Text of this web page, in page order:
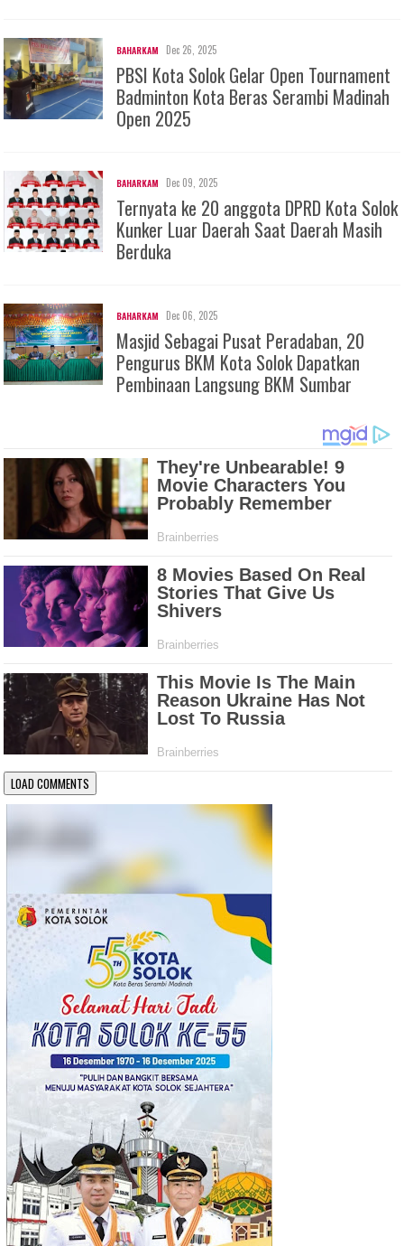
BAHARKAM Dec 26, 2025
PBSI Kota Solok Gelar Open Tournament
Badminton Kota Beras Serambi Madinah
Open 2025
BAHARKAM Dec 09, 2025
Ternyata ke 20 anggota DPRD Kota Solok
Kunker Luar Daerah Saat Daerah Masih
Berduka
BAHARKAM Dec 06, 2025
Masjid Sebagai Pusat Peradaban, 20
Pengurus BKM Kota Solok Dapatkan
Pembinaan Langsung BKM Sumbar
LOAD COMMENTS